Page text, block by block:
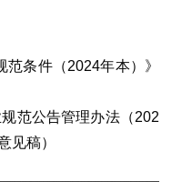
条件（2024年本）》
范公告管理办法（202
见稿）